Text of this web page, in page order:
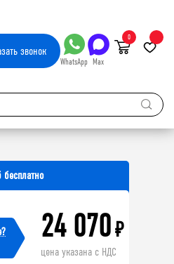
звонок
WhatsApp Max
0
бесплатно
24 070₽
цена указана с НДС